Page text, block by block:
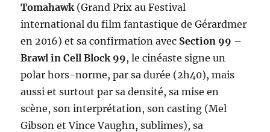
Tomahawk (Grand Prix au Festival
international du film fantastique de Gérardmer
en 2016) et sa confirmation avec Section 99 –
Brawl in Cell Block 99, le cinéaste signe un
polar hors-norme, par sa durée (2h40), mais
aussi et surtout par sa densité, sa mise en
scène, son interprétation, son casting (Mel
Gibson et Vince Vaughn, sublimes), sa